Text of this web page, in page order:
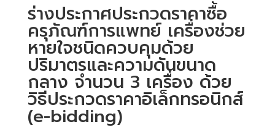
ร่างประกาศประกวดราคาซื้อ
ครุภัณฑ์การแพทย์ เครื่องช่วย
หายใจชนิดควบคุมด้วย
ปริมาตรและความดันขนาด
กลาง จำนวน 3 เครื่อง ด้วย
วิธีประกวดราคาอิเล็กทรอนิกส์
(e-bidding)